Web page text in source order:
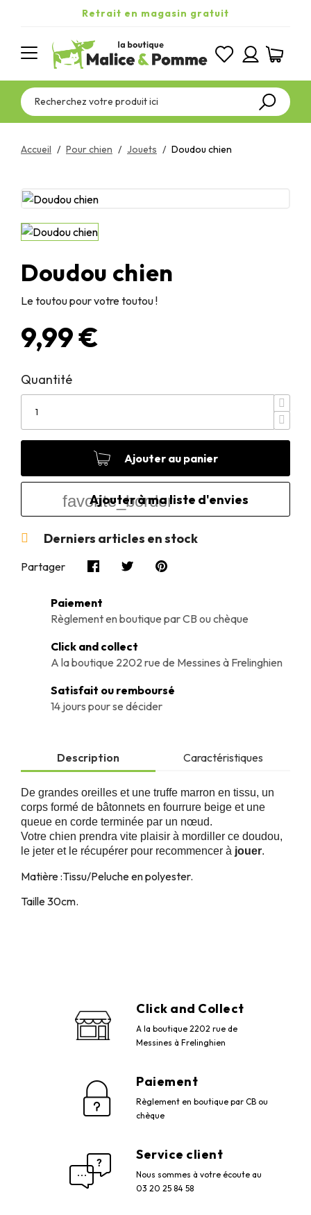
Retrait en magasin gratuit
Accueil Pour chien Jouets Doudou chien
Doudou chien
Le toutou pour votre toutou !
9,99 €
Quantité
Ajouter au panier
favorite_border
 Derniers articles en stock
Partager
Paiement
Règlement en boutique par CB ou chèque
Click and collect
A la boutique 2202 rue de Messines à Frelinghien
Satisfait ou remboursé
14 jours pour se décider
Description Caractéristiques
De grandes oreilles et une truffe marron en tissu, un
corps formé de bâtonnets en fourrure beige et une
queue en corde terminée par un nœud.
Votre chien prendra vite plaisir à mordiller ce doudou,
le jeter et le récupérer pour recommencer à jouer.
Matière :Tissu/Peluche en polyester.
Taille 30cm.
Click and Collect
A la boutique 2202 rue de
Messines à Frelinghien
Paiement
Règlement en boutique par CB ou
chèque
Service client
Nous sommes à votre écoute au
03 20 25 84 58